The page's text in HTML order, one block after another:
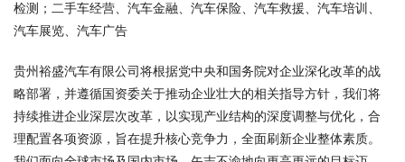
检测；二手车经营、汽车金融、汽车保险、汽车救援、汽车培训、
汽车展览、汽车广告
贵州裕盛汽车有限公司将根据党中央和国务院对企业深化改革的战
略部署，并遵循国资委关于推动企业壮大的相关指导方针，我们将
持续推进企业深层次改革，以实现产业结构的深度调整与优化，合
理配置各项资源，旨在提升核心竞争力，全面刷新企业整体素质。